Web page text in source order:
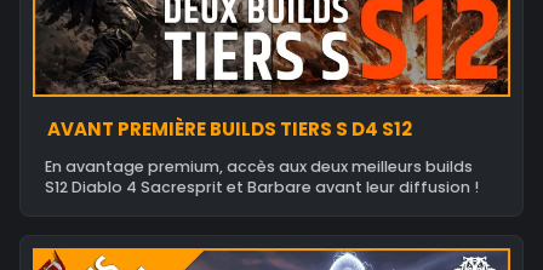
AVANT PREMIÈRE BUILDS TIERS S D4 S12
En avantage premium, accès aux deux meilleurs builds
S12 Diablo 4 Sacresprit et Barbare avant leur diffusion !